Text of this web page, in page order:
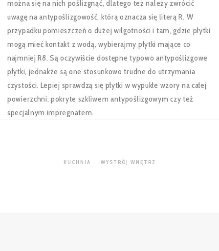
można się na nich poślizgnąć, dlatego też należy zwrócić
uwagę na antypoślizgowość, którą oznacza się literą R. W
przypadku pomieszczeń o dużej wilgotności i tam, gdzie płytki
mogą mieć kontakt z wodą, wybierajmy płytki mające co
najmniej R8. Są oczywiście dostępne typowo antypoślizgowe
płytki, jednakże są one stosunkowo trudne do utrzymania
czystości. Lepiej sprawdzą się płytki w wypukłe wzory na całej
powierzchni, pokryte szkliwem antypoślizgowym czy też
specjalnym impregnatem.
KUCHNIA WYSTRÓJ WNĘTRZ